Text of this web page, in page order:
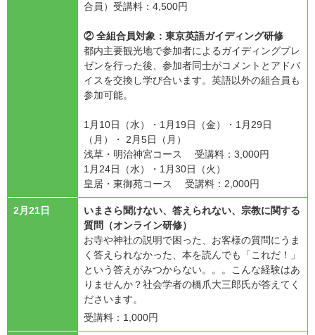
合員）受講料：4,500円
② 全組合員対象：東京英語ガイディング研修
都内主要観光地で参加者によるガイディングプレ
ゼンを行った後、参加者同士がコメントとアドバ
イスを交換し学び合います。英語以外の組合員も
参加可能。
1月10日（水）・1月19日（金）・1月29日
（月）・ 2月5日（月）
浅草・明治神宮コース 受講料：3,000円
1月24日（水）・1月30日（火）
皇居・東御苑コース 受講料：2,000円
2月21日
いまさら聞けない、答えられない、宗教に関する
質問（オンライン研修）
お寺や神社の説明で困った、お客様の質問にうま
く答えられなかった、本を読んでも「これだ！」
という答えがみつからない。。。こんな経験はあ
りませんか？社会学者の橋爪大三郎氏が答えてく
ださいます。
受講料：1,000円